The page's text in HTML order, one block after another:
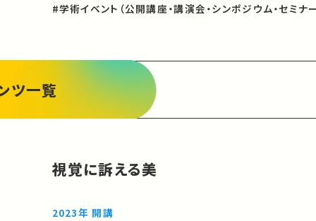
#学術イベント（公開講座・講演会・シンポジウム・セミナ
ツ一覧
視覚に訴える美
2023年 開講